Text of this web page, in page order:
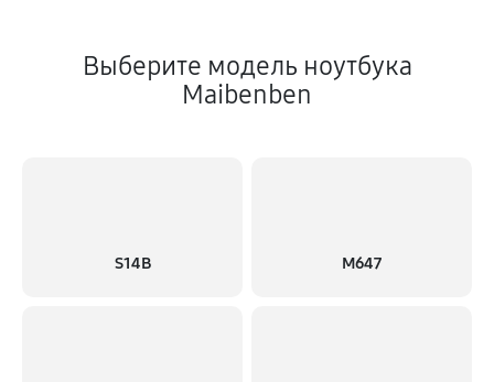
Выберите модель ноутбука
Maibenben
S14B M647